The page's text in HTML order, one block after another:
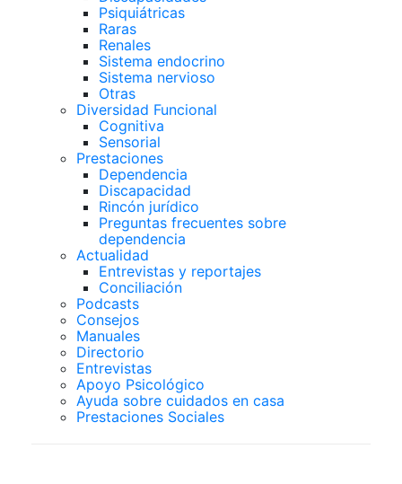
Psiquiátricas
Raras
Renales
Sistema endocrino
Sistema nervioso
Otras
Diversidad Funcional
Cognitiva
Sensorial
Prestaciones
Dependencia
Discapacidad
Rincón jurídico
Preguntas frecuentes sobre
dependencia
Actualidad
Entrevistas y reportajes
Conciliación
Podcasts
Consejos
Manuales
Directorio
Entrevistas
Apoyo Psicológico
Ayuda sobre cuidados en casa
Prestaciones Sociales